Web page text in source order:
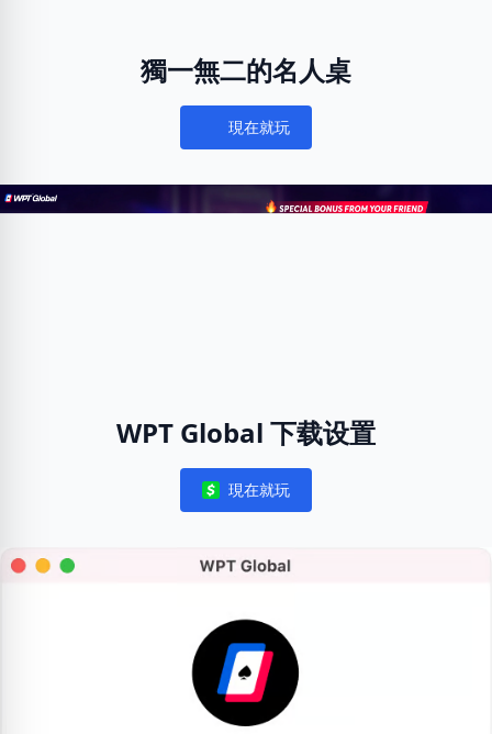
獨一無二的名人桌
Notifications
現在就玩
WPT Global 下载设置
Notifications
現在就玩